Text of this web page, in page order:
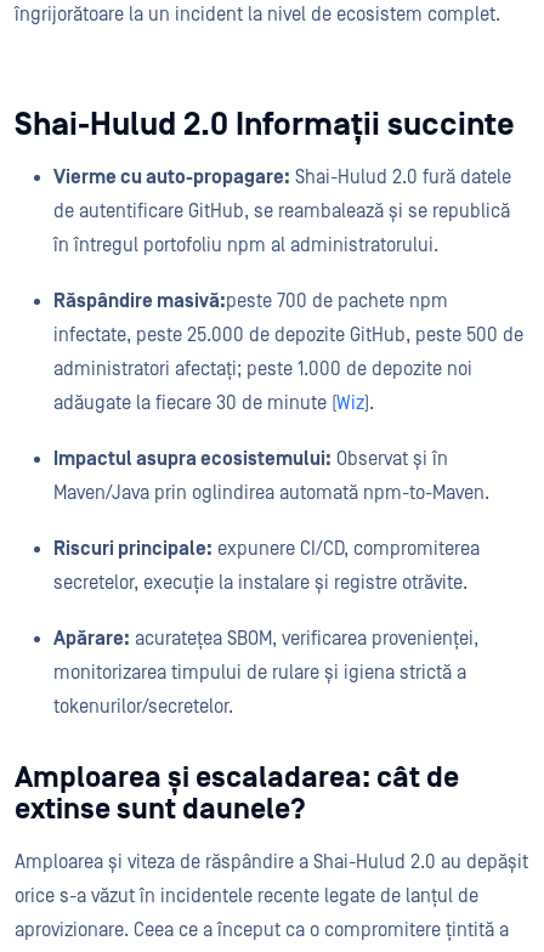
îngrijorătoare la un incident la nivel de ecosistem complet.
Shai-Hulud 2.0 Informații succinte
Vierme cu auto-propagare: Shai-Hulud 2.0 fură datele
de autentificare GitHub, se reambalează și se republică
în întregul portofoliu npm al administratorului.
Răspândire masivă:peste 700 de pachete npm
infectate, peste 25.000 de depozite GitHub, peste 500 de
administratori afectați; peste 1.000 de depozite noi
adăugate la fiecare 30 de minute (Wiz).
Impactul asupra ecosistemului: Observat și în
Maven/Java prin oglindirea automată npm-to-Maven.
Riscuri principale: expunere CI/CD, compromiterea
secretelor, execuție la instalare și registre otrăvite.
Apărare: acuratețea SBOM, verificarea provenienței,
monitorizarea timpului de rulare și igiena strictă a
tokenurilor/secretelor.
Amploarea și escaladarea: cât de
extinse sunt daunele?
Amploarea și viteza de răspândire a Shai-Hulud 2.0 au depășit
orice s-a văzut în incidentele recente legate de lanțul de
aprovizionare. Ceea ce a început ca o compromitere țintită a